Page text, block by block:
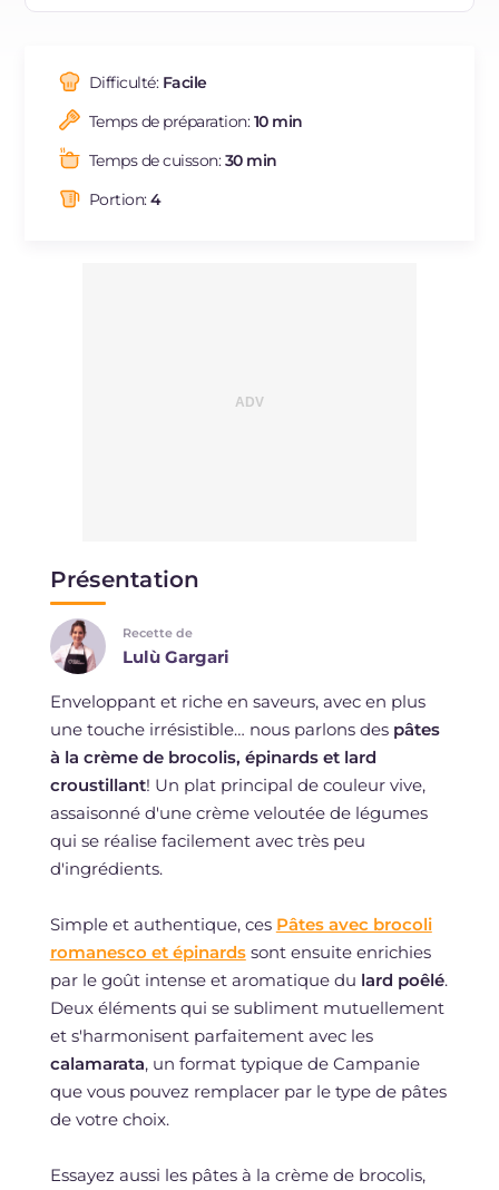
BR
Difficulté: Facile
Temps de préparation:10 min
Temps de cuisson:30 min
Portion:4
Présentation
Recette de
Lulù Gargari
Enveloppant et riche en saveurs, avec en plus
une touche irrésistible… nous parlons des pâtes
à la crème de brocolis, épinards et lard
croustillant! Un plat principal de couleur vive,
assaisonné d'une crème veloutée de légumes
qui se réalise facilement avec très peu
d'ingrédients.
Simple et authentique, ces Pâtes avec brocoli
romanesco et épinardssont ensuite enrichies
par le goût intense et aromatique du lard poêlé.
Deux éléments qui se subliment mutuellement
et s'harmonisent parfaitement avec les
calamarata, un format typique de Campanie
que vous pouvez remplacer par le type de pâtes
de votre choix.
Essayez aussi les pâtes à la crème de brocolis,